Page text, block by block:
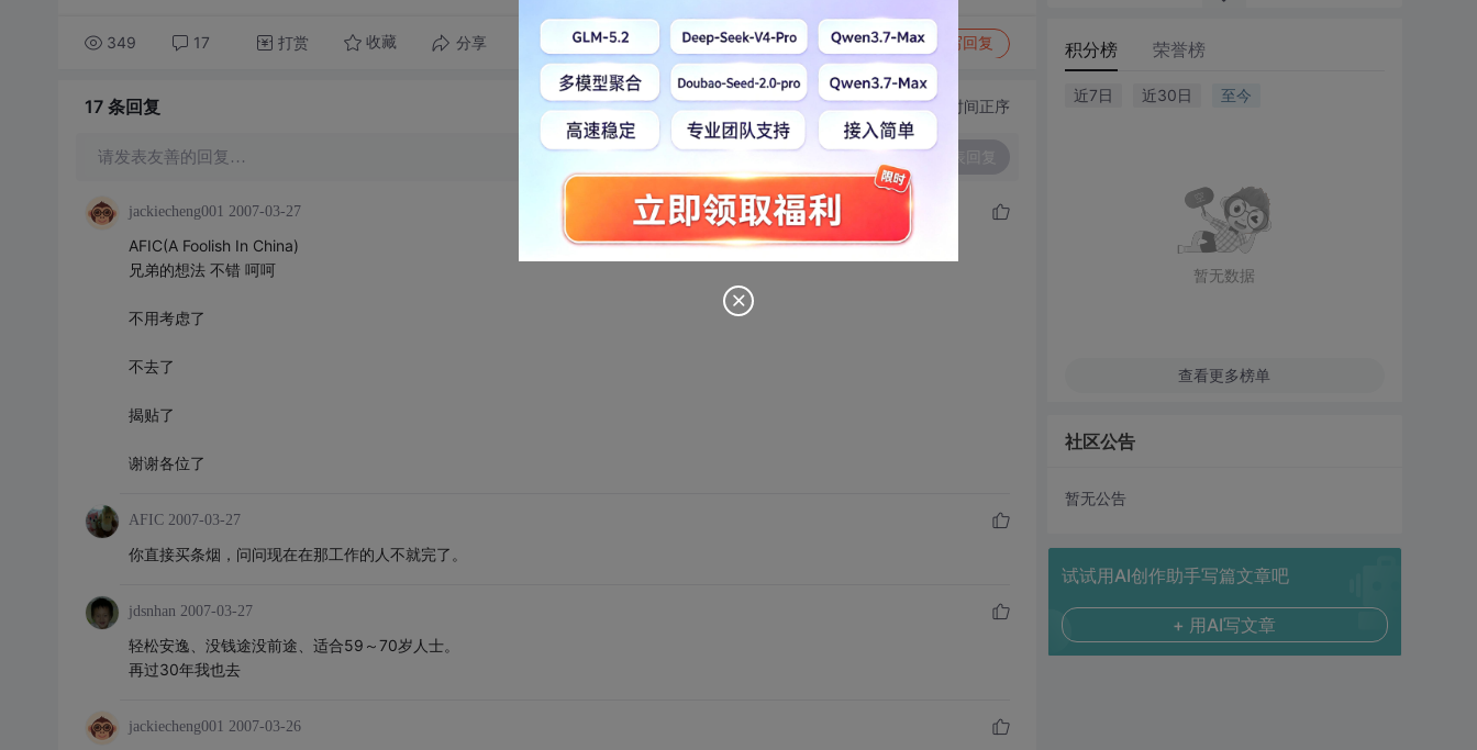
349 17 打赏 收藏 分享 转发到动态 举报 写回复
17 条回复 切换为时间正序
请发表友善的回复…
jackiecheng001 2007-03-27
AFIC(A Foolish In China)
兄弟的想法 不错 呵呵
不用考虑了
不去了
揭贴了
谢谢各位了
AFIC 2007-03-27
你直接买条烟，问问现在在那工作的人不就完了。
jdsnhan 2007-03-27
轻松安逸、没钱途没前途、适合59～70岁人士。
再过30年我也去
jackiecheng001 2007-03-26
积分榜 荣誉榜
近7日 近30日 至今
暂无数据
查看更多榜单
社区公告
暂无公告
试试用AI创作助手写篇文章吧
+ 用AI写文章